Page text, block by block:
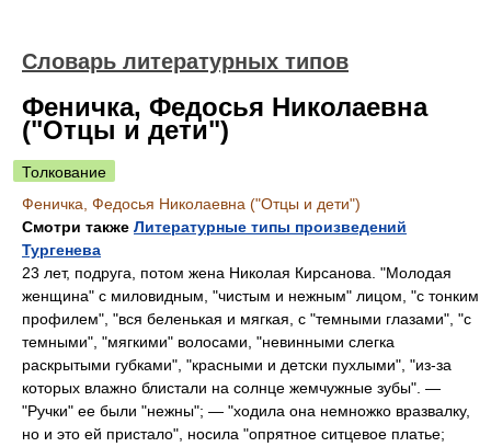
Словарь литературных типов
Феничка, Федосья Николаевна
("Отцы и дети")
Толкование
Феничка, Федосья Николаевна ("Отцы и дети")
Смотри также Литературные типы произведений
Тургенева
23 лет, подруга, потом жена Николая Кирсанова. "Молодая
женщина" с миловидным, "чистым и нежным" лицом, "с тонким
профилем", "вся беленькая и мягкая, с "темными глазами", "с
темными", "мягкими" волосами, "невинными слегка
раскрытыми губками", "красными и детски пухлыми", "из-за
которых влажно блистали на солнце жемчужные зубы". —
"Ручки" ее были "нежны"; — "ходила она немножко вразвалку,
но и это ей пристало", носила "опрятное ситцевое платье;